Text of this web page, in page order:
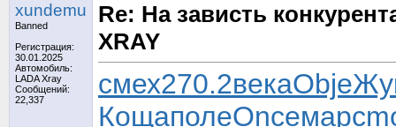
xundemu
Banned
Регистрация:
30.01.2025
Автомобиль:
LADA Xray
Сообщений:
22,337
Re: На зависть
XRAY
смех270.2векаObje
КощаполеOnceмарс